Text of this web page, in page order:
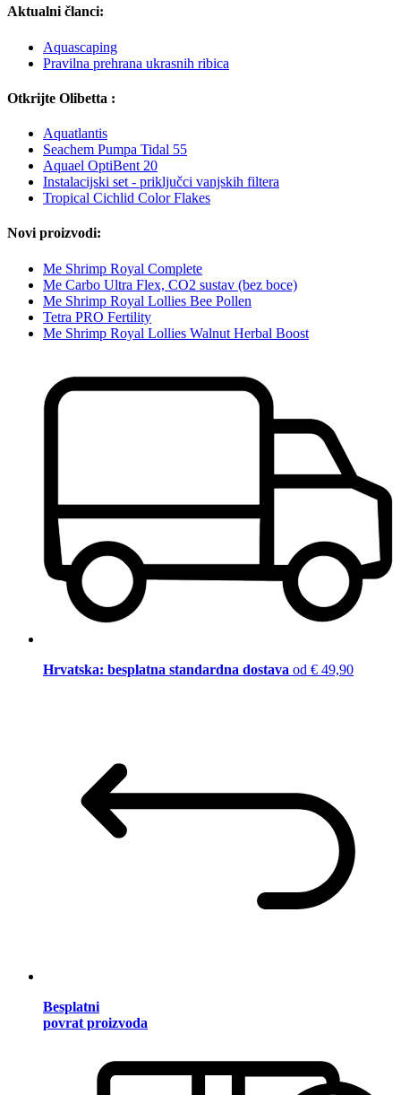
Aktualni članci:
Aquascaping
Pravilna prehrana ukrasnih ribica
Otkrijte Olibetta :
Aquatlantis
Seachem Pumpa Tidal 55
Aquael OptiBent 20
Instalacijski set - priključci vanjskih filtera
Tropical Cichlid Color Flakes
Novi proizvodi:
Me Shrimp Royal Complete
Me Carbo Ultra Flex, CO2 sustav (bez boce)
Me Shrimp Royal Lollies Bee Pollen
Tetra PRO Fertility
Me Shrimp Royal Lollies Walnut Herbal Boost
Hrvatska: besplatna standardna dostava od € 49,90
Besplatni
povrat proizvoda